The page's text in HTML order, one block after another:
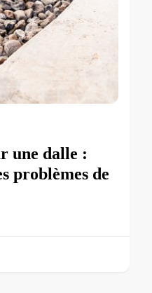
une dalle :
problèmes de